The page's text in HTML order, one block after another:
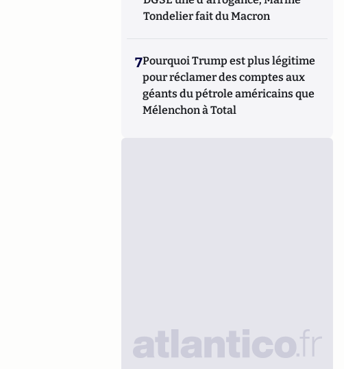
Tondelier fait du Macron
7Pourquoi Trump est plus légitime
pour réclamer des comptes aux
géants du pétrole américains que
Mélenchon à Total